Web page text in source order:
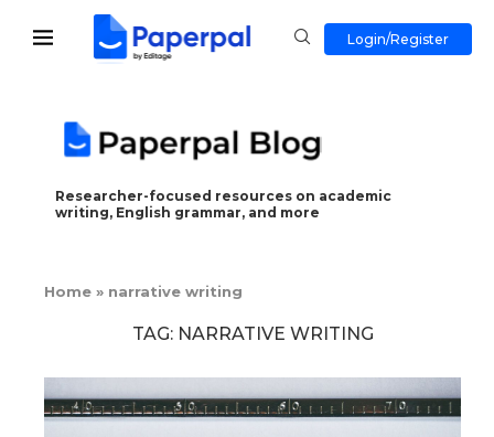
Login/Register
Researcher-focused resources on academic
writing, English grammar, and more
Home » narrative writing
TAG: NARRATIVE WRITING